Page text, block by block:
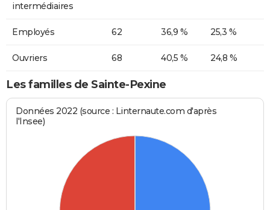
intermédiaires
Employés 62 36,9 % 25,3 %
Ouvriers 68 40,5 % 24,8 %
Les familles de Sainte-Pexine
Données 2022 (source : Linternaute.com d'après
l'Insee)